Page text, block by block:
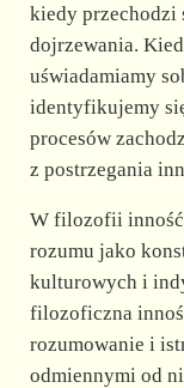
kiedy przechodzi
dojrzewania.
uświadamiamy
identyfikujemy
procesów
z postrzegania
W filozofii inność
rozumu jako
kulturowych i
filozoficzna
rozumowanie i
odmiennymi od